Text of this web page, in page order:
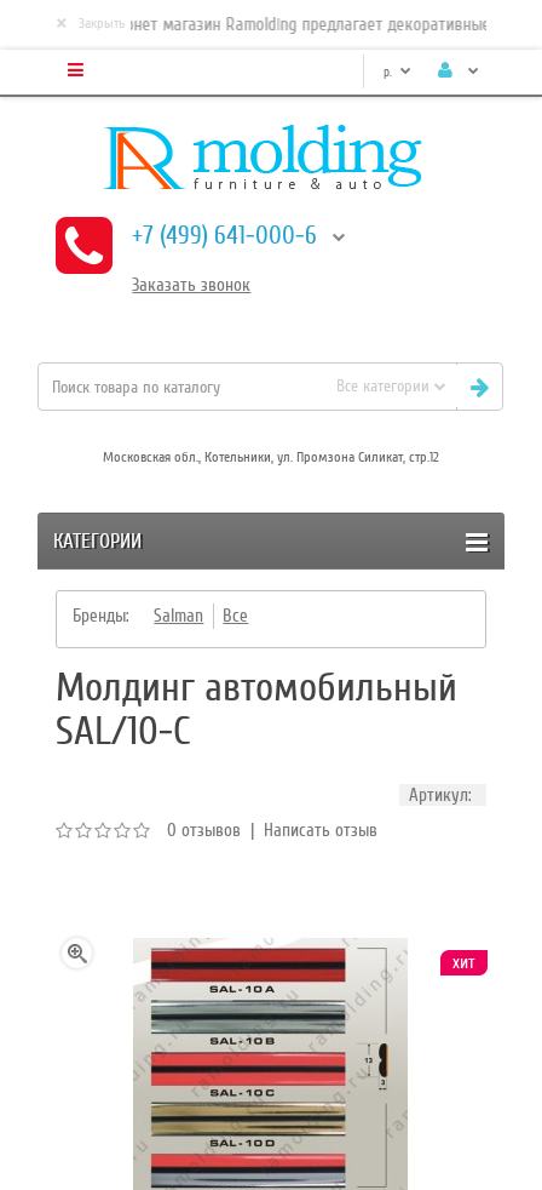
Интернет магазин Ramolding предлагает декоративные,
× Закрыть
р.
+7 (499) 641-000-6
Заказатьзвонок
Все категории
Московская обл., Котельники, ул. Промзона Силикат, стр.12
КАТЕГОРИИ
Бренды: Salman Все
Молдинг автомобильный
SAL/10-C
Артикул:
0 отзывов | Написать отзыв
хит